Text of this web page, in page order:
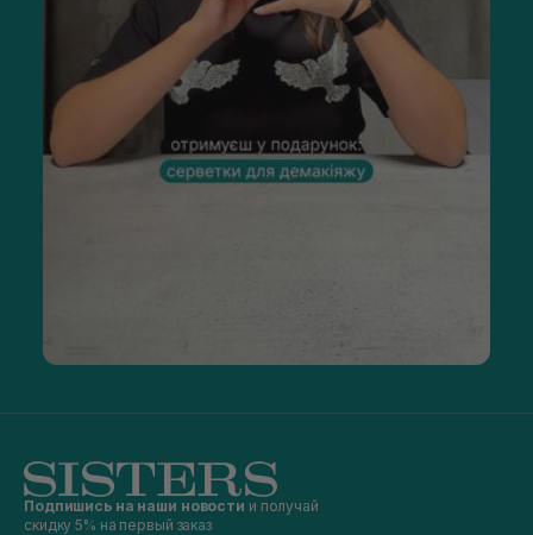
Подпишись на наши новости и получай
скидку 5% на первый заказ